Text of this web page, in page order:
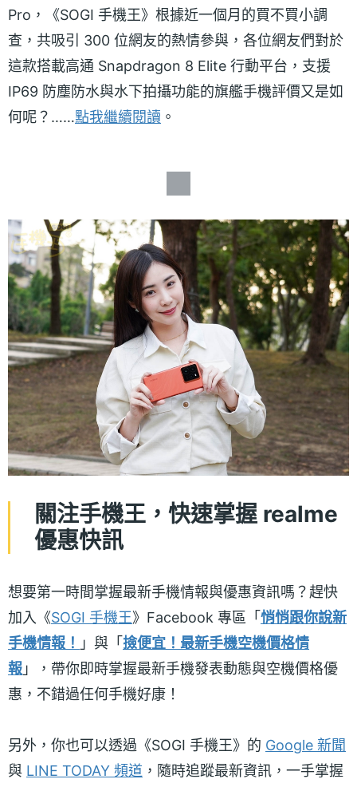
Pro，《SOGI 手機王》根據近一個月的買不買小調
查，共吸引 300 位網友的熱情參與，各位網友們對於
這款搭載高通 Snapdragon 8 Elite 行動平台，支援
IP69 防塵防水與水下拍攝功能的旗艦手機評價又是如
何呢？……點我繼續閱讀 。
關注手機王，快速掌握 realme
優惠快訊
想要第一時間掌握最新手機情報與優惠資訊嗎？趕快
加入《SOGI 手機王》Facebook 專區「 悄悄跟你說新
手機情報！ 」與「 撿便宜！最新手機空機價格情
報 」，帶你即時掌握最新手機發表動態與空機價格優
惠，不錯過任何手機好康！
另外，你也可以透過《SOGI 手機王》的 Google 新聞
與 LINE TODAY 頻道 ，隨時追蹤最新資訊，一手掌握